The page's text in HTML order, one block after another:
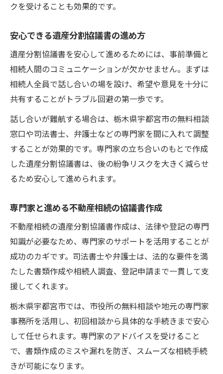
クを受けることも効果的です。
安心できる遺産分割協議書の進め方
遺産分割協議書を安心して進めるためには、事前準備と
相続人間のコミュニケーションが欠かせません。まずは
相続人全員で話し合いの場を設け、希望や意見を十分に
共有することがトラブル回避の第一歩です。
話し合いが難航する場合は、栃木県宇都宮市の無料相談
窓口や司法書士、弁護士などの専門家を間に入れて調整
することが効果的です。専門家の立ち合いのもとで作成
した遺産分割協議書は、後の紛争リスクを大きく減らせ
るため安心して進められます。
専門家と進める不動産相続の協議書作成
不動産相続の遺産分割協議書作成は、法律や登記の専門
知識が必要なため、専門家のサポートを活用することが
成功のカギです。司法書士や弁護士は、法的な要件を満
たした書類作成や相続人調査、登記申請まで一貫して支
援してくれます。
栃木県宇都宮市では、市役所の無料相談や地元の専門家
事務所を活用し、初回相談から具体的な手続きまで安心
して任せられます。専門家のアドバイスを受けること
で、書類作成のミスや漏れを防ぎ、スムーズな相続手続
きが可能になります。